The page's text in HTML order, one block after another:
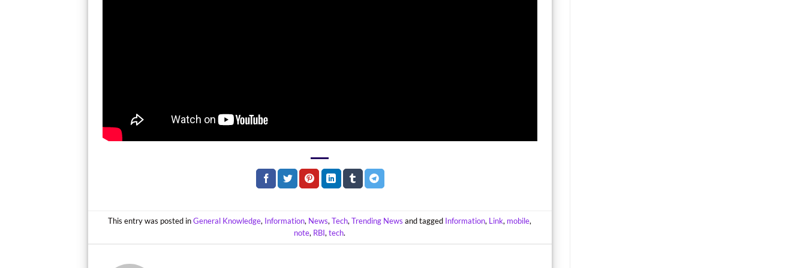
This entry was posted inGeneral Knowledge, Information, News,Tech,Trending News and tagged Information, Link, mobile,
note, RBI,tech.